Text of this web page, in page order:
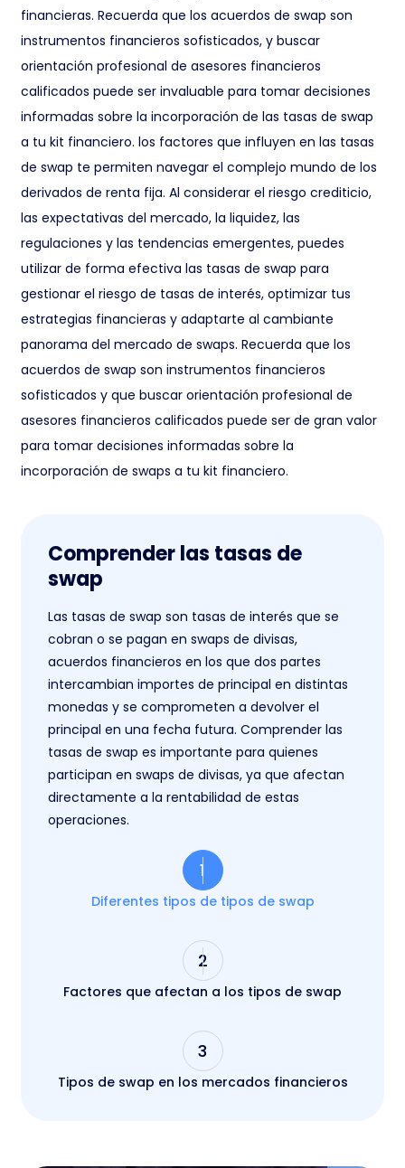
financieras. Recuerda que los acuerdos de swap son
instrumentos financieros sofisticados, y buscar
orientación profesional de asesores financieros
calificados puede ser invaluable para tomar decisiones
informadas sobre la incorporación de las tasas de swap
a tu kit financiero. los factores que influyen en las tasas
de swap te permiten navegar el complejo mundo de los
derivados de renta fija. Al considerar el riesgo crediticio,
las expectativas del mercado, la liquidez, las
regulaciones y las tendencias emergentes, puedes
utilizar de forma efectiva las tasas de swap para
gestionar el riesgo de tasas de interés, optimizar tus
estrategias financieras y adaptarte al cambiante
panorama del mercado de swaps. Recuerda que los
acuerdos de swap son instrumentos financieros
sofisticados y que buscar orientación profesional de
asesores financieros calificados puede ser de gran valor
para tomar decisiones informadas sobre la
incorporación de swaps a tu kit financiero.
Comprender las tasas de
swap
Las tasas de swap son tasas de interés que se
cobran o se pagan en swaps de divisas,
acuerdos financieros en los que dos partes
intercambian importes de principal en distintas
monedas y se comprometen a devolver el
principal en una fecha futura. Comprender las
tasas de swap es importante para quienes
participan en swaps de divisas, ya que afectan
directamente a la rentabilidad de estas
operaciones.
1
Diferentes tipos de tipos de swap
2
Factores que afectan a los tipos de swap
3
Tipos de swap en los mercados financieros